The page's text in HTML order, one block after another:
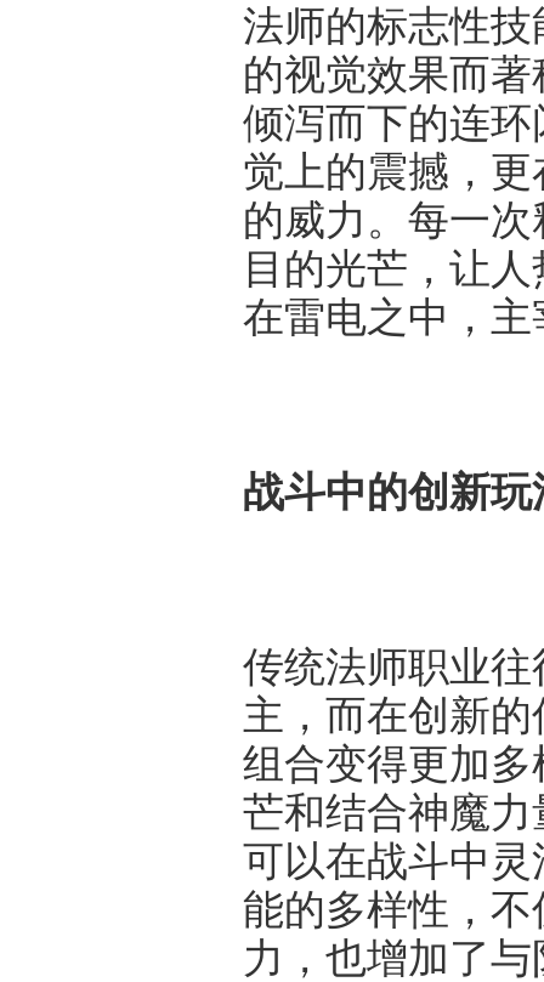
法师的标志性
的视觉效果而
倾泻而下的连
觉上的震撼，
的威力。每一
目的光芒，让
在雷电之中，主
战斗中的创新玩
传统法师职业
主，而在创新
组合变得更加
芒和结合神魔
可以在战斗中
能的多样性，
力，也增加了